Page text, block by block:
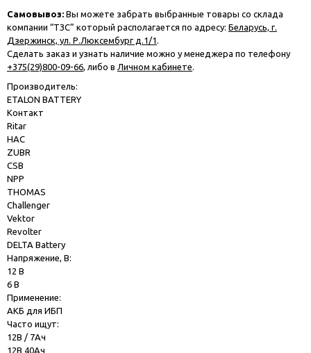
Самовывоз: Вы можете забрать выбранные товары со склада
компании “ТЗС” который располагается по адресу: Беларусь, г.
Дзержинск, ул. Р.Люксембург д.1/1 .
Сделать заказ и узнать наличие можно у менеджера по телефону
+375(29)800-09-66, либо в Личном кабинете.
Производитель:
ETALON BATTERY
Контакт
Ritar
HAC
ZUBR
CSB
NPP
THOMAS
Challenger
Vektor
Revolter
DELTA Battery
Напряжение, В:
12 В
6 В
Применение:
АКБ для ИБП
Часто ищут:
12В / 7Ач
12В 40Ач